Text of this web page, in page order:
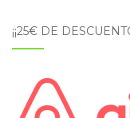
¡¡25€ DE